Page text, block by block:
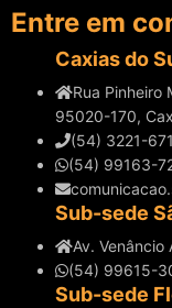
Entre em
Caxias do
Rua Pinheiro
95020-170,
(54) 3221-
(54) 99163-
Sub-sede
Av. Venâncio
(54) 99615-
Sub-sede